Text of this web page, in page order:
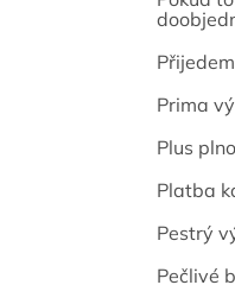
Prima
Plus
Platba
Pestrý
Pečlivé